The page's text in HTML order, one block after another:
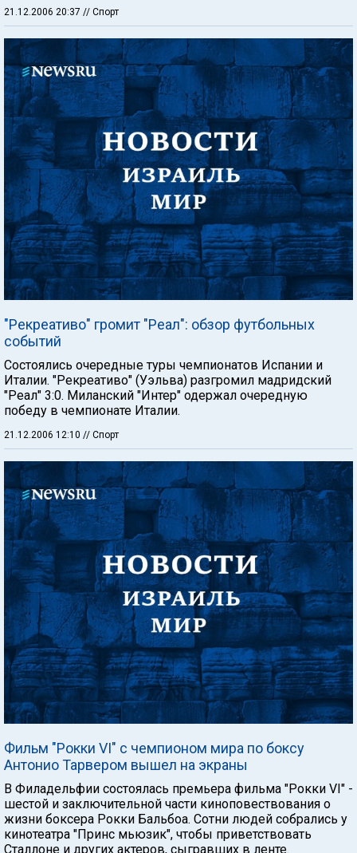
21.12.2006 20:37 // Спорт
"Рекреативо" громит "Реал": обзор футбольных
событий
Состоялись очередные туры чемпионатов Испании и
Италии. "Рекреативо" (Уэльва) разгромил мадридский
"Реал" 3:0. Миланский "Интер" одержал очередную
победу в чемпионате Италии.
21.12.2006 12:10 // Спорт
Фильм "Рокки VI" с чемпионом мира по боксу
Антонио Тарвером вышел на экраны
В Филадельфии состоялась премьера фильма "Рокки VI" -
шестой и заключительной части киноповествования о
жизни боксера Рокки Бальбоа. Сотни людей собрались у
кинотеатра "Принс мьюзик", чтобы приветствовать
Сталлоне и других актеров, сыгравших в ленте.